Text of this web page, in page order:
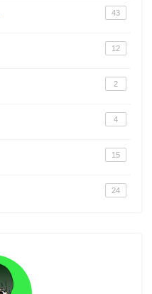
43
12
2
4
15
24